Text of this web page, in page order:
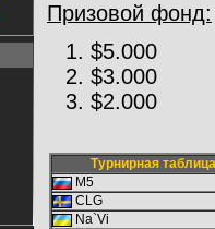
Призовой фонд:
$5.000
$3.000
$2.000
Турнирная
М5
CLG
Na`Vi